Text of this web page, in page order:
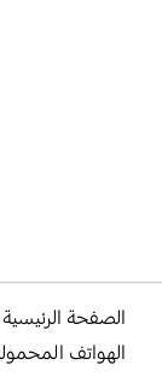
الصفحة الرئيسية
الهواتف